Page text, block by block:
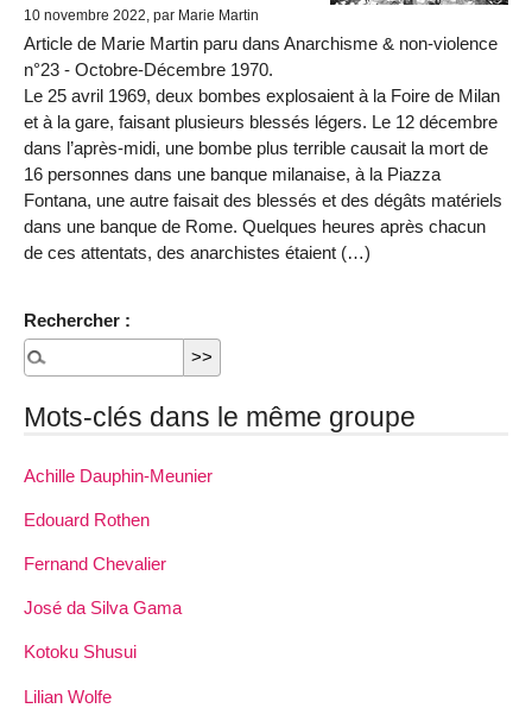
10 novembre 2022, par Marie Martin
Article de Marie Martin paru dans Anarchisme & non-violence
n°23 - Octobre-Décembre 1970.
Le 25 avril 1969, deux bombes explosaient à la Foire de Milan
et à la gare, faisant plusieurs blessés légers. Le 12 décembre
dans l’après-midi, une bombe plus terrible causait la mort de
16 personnes dans une banque milanaise, à la Piazza
Fontana, une autre faisait des blessés et des dégâts matériels
dans une banque de Rome. Quelques heures après chacun
de ces attentats, des anarchistes étaient (…)
Rechercher :
Mots-clés dans le même groupe
Achille Dauphin­-Meunier
Edouard Rothen
Fernand Chevalier
José da Silva Gama
Kotoku Shusui
Lilian Wolfe